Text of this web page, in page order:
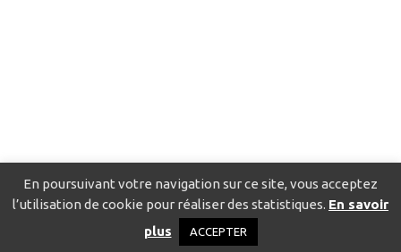
Catalogue pour localiser les fournisseurs
Politique de confidentialité
En poursuivant votre navigation sur ce site, vous acceptez
l’utilisation de cookie pour réaliser des statistiques. En savoir
plus
ACCEPTER